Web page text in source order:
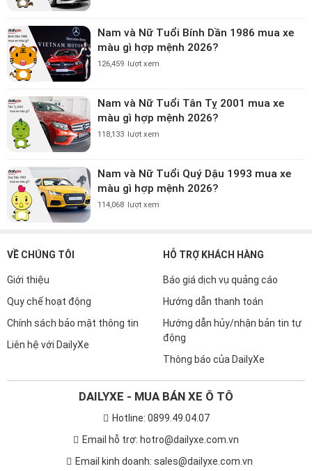
Nam và Nữ Tuổi Bính Dần 1986 mua xe
màu gì hợp mệnh 2026?
126,459 lượt xem
Nam và Nữ Tuổi Tân Tỵ 2001 mua xe
màu gì hợp mệnh 2026?
118,133 lượt xem
Nam và Nữ Tuổi Quý Dậu 1993 mua xe
màu gì hợp mệnh 2026?
114,068 lượt xem
VỀ CHÚNG TÔI
Giới thiệu
Quy chế hoạt động
Chính sách bảo mật thông tin
Liên hệ với DailyXe
HỖ TRỢ KHÁCH HÀNG
Báo giá dịch vụ quảng cáo
Hướng dẫn thanh toán
Hướng dẫn hủy/nhận bản tin tự
động
Thông báo của DailyXe
DAILYXE - MUA BÁN XE Ô TÔ
Hotline: 0899.49.04.07
Email hỗ trợ: hotro@dailyxe.com.vn
Email kinh doanh: sales@dailyxe.com.vn